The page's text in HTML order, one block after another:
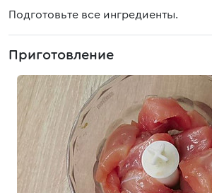
Подготовьте все ингредиенты.
Приготовление